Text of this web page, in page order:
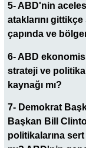
5- ABD'nin
ataklarını
çapında ve
6- ABD
strateji ve
kaynağı mı?
7- Demokrat
Başkan Bill
politikalarına